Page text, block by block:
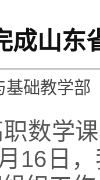
成山东
基础教学部
数学
16日